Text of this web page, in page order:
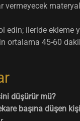
vermeyecek
ileride ekleme
ortalama 45-60
düşürür mü?
başına düşen kişi